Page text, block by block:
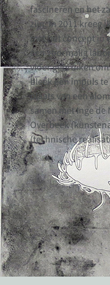
fascineren en het
zijn. In 2011 kreeg
met het concept in
een voormalig
vloer gebruiken
bleek een impuls
plaats van een
samen met Inge
Overbeek
(technische